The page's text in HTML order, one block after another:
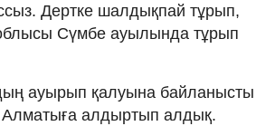
Дертке шалдықпай тұрып,
Сүмбе ауылында тұрып
ауырып қалуына байланысты
алдыртып алдық.